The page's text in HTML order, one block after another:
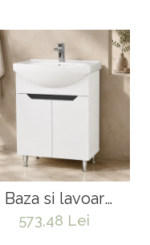
Baza si lavoar
ceramic GN0501,
573,48 Lei